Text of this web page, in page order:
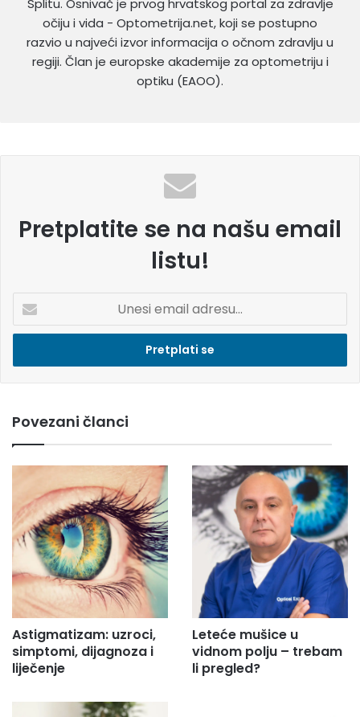
Splitu. Osnivač je prvog hrvatskog portal za zdravlje
očiju i vida - Optometrija.net, koji se postupno
razvio u najveći izvor informacija o očnom zdravlju u
regiji. Član je europske akademije za optometriju i
optiku (EAOO).
Pretplatite se na našu email
listu!
e
i
e
a
a
e
s
u
.
.
Povezani članci
Astigmatizam: uzroci,
simptomi, dijagnoza i
liječenje
Leteće mušice u
vidnom polju – trebam
li pregled?